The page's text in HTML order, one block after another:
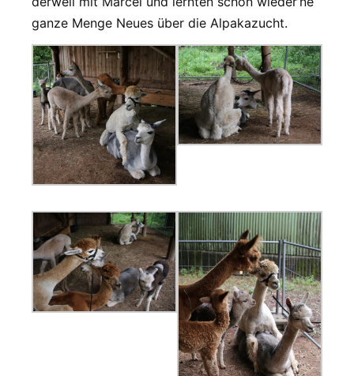
ganze Menge Neues über die Alpakazucht.